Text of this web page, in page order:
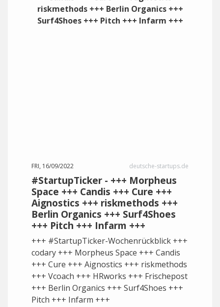
FRI, 16/09/2022 deutsche-startups.de
#StartupTicker - +++ Morpheus
Space +++ Candis +++ Cure +++
Aignostics +++ riskmethods +++
Berlin Organics +++ Surf4Shoes
+++ Pitch +++ Infarm +++
+++ #StartupTicker-Wochenrückblick +++
codary +++ Morpheus Space +++ Candis
+++ Cure +++ Aignostics +++ riskmethods
+++ Vcoach +++ HRworks +++ Frischepost
+++ Berlin Organics +++ Surf4Shoes +++
Pitch +++ Infarm +++